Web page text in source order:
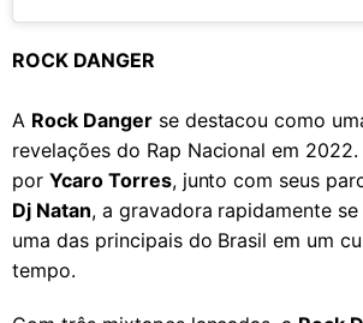
ROCK DANGER
A Rock Dangerse destacou como
revelações do Rap Nacional em 2022.
por Ycaro Torres, junto com seus
Dj Natan, a gravadora rapidamente
uma das principais do Brasil em um
tempo.